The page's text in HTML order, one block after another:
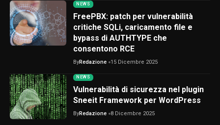
NEWS
FreePBX: patch per vulnerabilità
critiche SQLi, caricamento file e
bypass di AUTHTYPE che
consentono RCE
ByRedazione 15 Dicembre 2025
NEWS
Vulnerabilità di sicurezza nel plugin
Sneeit Framework per WordPress
ByRedazione 8 Dicembre 2025